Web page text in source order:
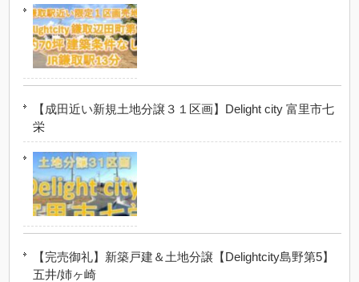
【成田近い新規土地分譲３１区画】Delight city 富里市七
栄
【完売御礼】新築戸建＆土地分譲【Delightcity島野第5】
五井/姉ヶ崎